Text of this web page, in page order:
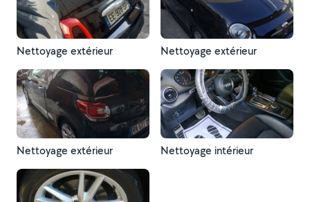
Nettoyage extérieur Nettoyage extérieur
Nettoyage extérieur Nettoyage intérieur